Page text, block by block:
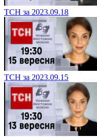
ТСН за 2023.09.18
ТСН за 2023.09.15